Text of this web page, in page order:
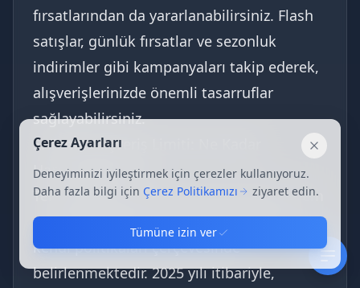
fırsatlarından da yararlanabilirsiniz. Flash
satışlar, günlük fırsatlar ve sezonluk
indirimler gibi kampanyaları takip ederek,
alışverişlerinizde önemli tasarruflar
sağlayabilirsiniz.
5. Temu Alışveriş Limiti: Ne Kadar
Harcayabilirsiniz?
Temu platformunda alışveriş limitleri, hem
yasal düzenlemeler hem de platformun
kendi politikaları çerçevesinde
belirlenmektedir. 2025 yılı itibariyle,
Çerez Ayarları Kapat
Deneyiminizi iyileştirmek için çerezler kullanıyoruz.
Daha fazla bilgi için Çerez Politikamızı ziyaret edin.
Tümüne izin ver